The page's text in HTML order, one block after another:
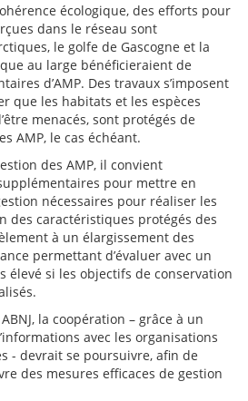
écologique, des efforts pour
dans le réseau sont
le golfe de Gascogne et la
au large bénéficieraient de
d’AMP. Des travaux s’imposent
que les habitats et les espèces
menacés, sont protégés de
AMP, le cas échéant.
des AMP, il convient
pour mettre en
nécessaires pour réaliser les
des caractéristiques protégés des
à un élargissement des
permettant d’évaluer avec un
élevé si les objectifs de conservation
la coopération – grâce à un
avec les organisations
- devrait se poursuivre, afin de
des mesures efficaces de gestion